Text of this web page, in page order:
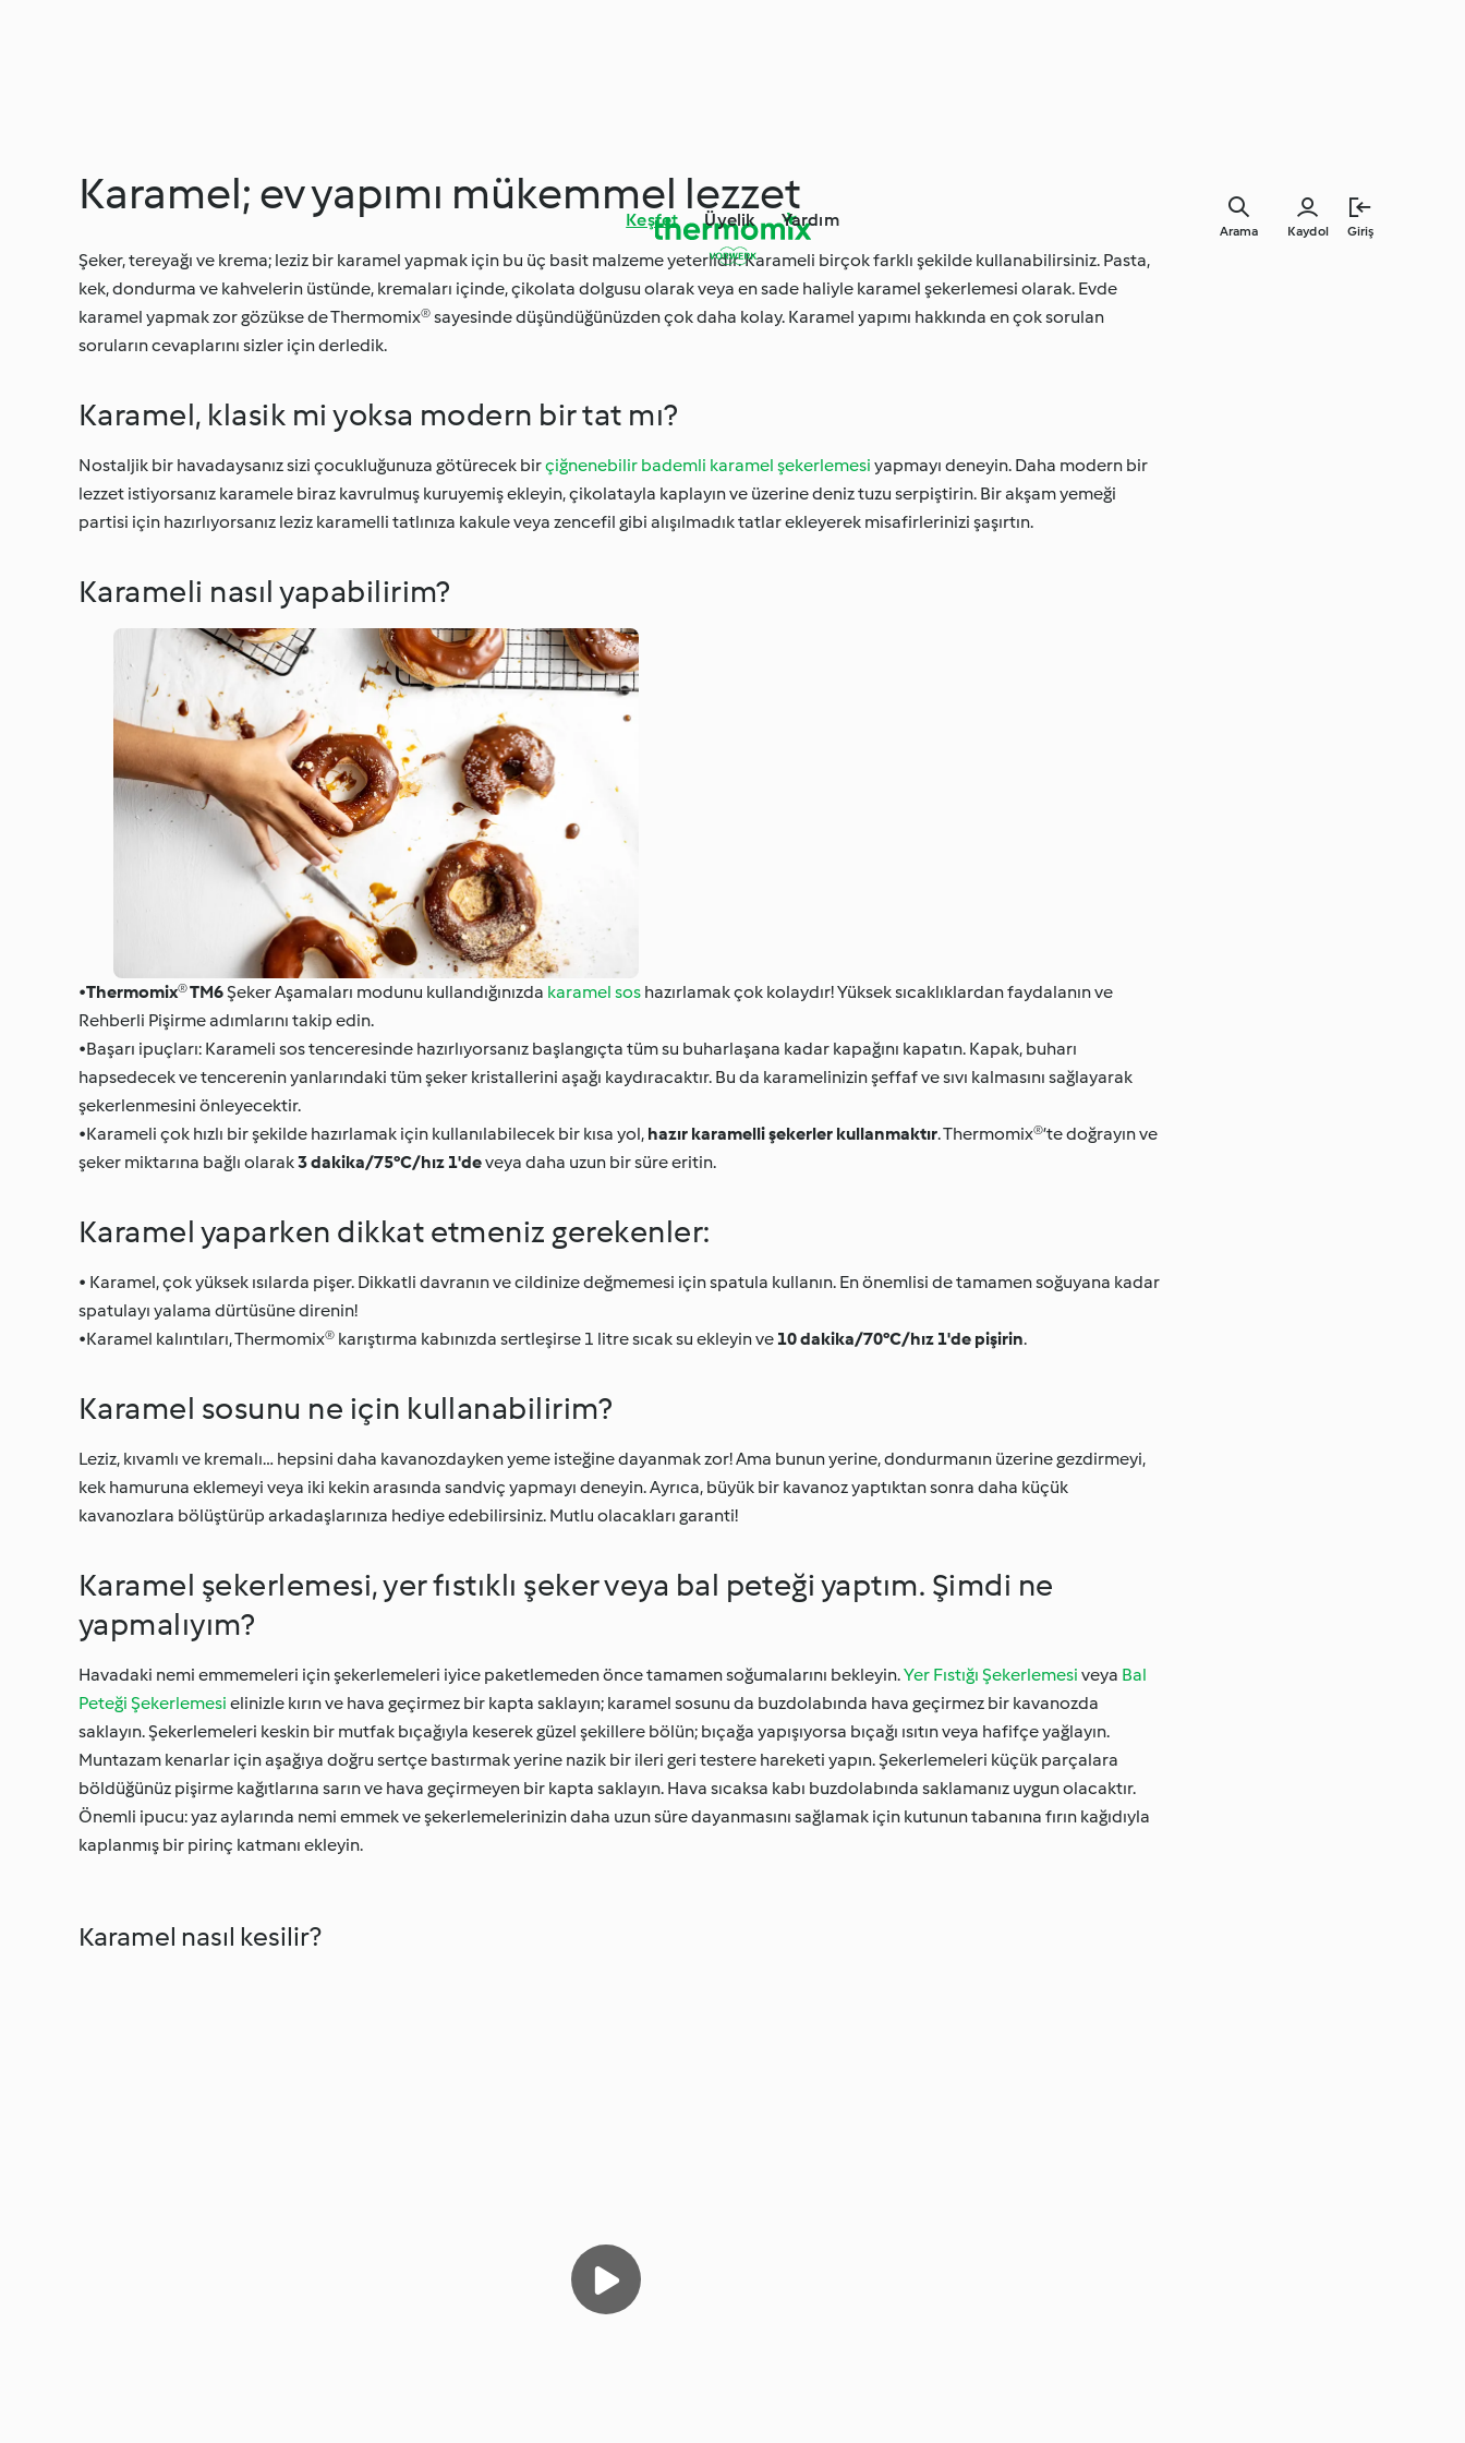
Keşfet Üyelik Yardım
Kaydol Giriş
Arama
Karamel; ev yapımı mükemmel lezzet
Şeker, tereyağı ve krema; leziz bir karamel yapmak için bu üç basit malzeme yeterlidir. Karameli birçok farklı şekilde kullanabilirsiniz. Pasta,
kek, dondurma ve kahvelerin üstünde, kremaları içinde, çikolata dolgusu olarak veya en sade haliyle karamel şekerlemesi olarak. Evde
karamel yapmak zor gözükse de Thermomix® sayesinde düşündüğünüzden çok daha kolay. Karamel yapımı hakkında en çok sorulan
soruların cevaplarını sizler için derledik.
Karamel, klasik mi yoksa modern bir tat mı?
Nostaljik bir havadaysanız sizi çocukluğunuza götürecek birçiğnenebilir bademli karamel şekerlemesi yapmayı deneyin. Daha modern bir
lezzet istiyorsanız karamele biraz kavrulmuş kuruyemiş ekleyin, çikolatayla kaplayın ve üzerine deniz tuzu serpiştirin. Bir akşam yemeği
partisi için hazırlıyorsanız leziz karamelli tatlınıza kakule veya zencefil gibi alışılmadık tatlar ekleyerek misafirlerinizi şaşırtın.
Karameli nasıl yapabilirim?
•Thermomix® TM6Şeker Aşamaları modunu kullandığınızda karamel sos hazırlamak çok kolaydır! Yüksek sıcaklıklardan faydalanın ve
Rehberli Pişirme adımlarını takip edin.
•Başarı ipuçları: Karameli sos tenceresinde hazırlıyorsanız başlangıçta tüm su buharlaşana kadar kapağını kapatın. Kapak, buharı
hapsedecek ve tencerenin yanlarındaki tüm şeker kristallerini aşağı kaydıracaktır. Bu da karamelinizin şeffaf ve sıvı kalmasını sağlayarak
şekerlenmesini önleyecektir.
•Karameli çok hızlı bir şekilde hazırlamak için kullanılabilecek bir kısa yol, hazır karamelli şekerler kullanmaktır. Thermomix®’te doğrayın ve
şeker miktarına bağlı olarak3 dakika/75°C/hız 1'deveya daha uzun bir süre eritin.
Karamel yaparken dikkat etmeniz gerekenler:
• Karamel, çok yüksek ısılarda pişer. Dikkatli davranın ve cildinize değmemesi için spatula kullanın. En önemlisi de tamamen soğuyana kadar
spatulayı yalama dürtüsüne direnin!
•Karamel kalıntıları, Thermomix® karıştırma kabınızda sertleşirse 1 litre sıcak su ekleyin ve 10 dakika/70°C/hız 1'de pişirin.
Karamel sosunu ne için kullanabilirim?
Leziz, kıvamlı ve kremalı… hepsini daha kavanozdayken yeme isteğine dayanmak zor! Ama bunun yerine, dondurmanın üzerine gezdirmeyi,
kek hamuruna eklemeyi veya iki kekin arasında sandviç yapmayı deneyin. Ayrıca, büyük bir kavanoz yaptıktan sonra daha küçük
kavanozlara bölüştürüp arkadaşlarınıza hediye edebilirsiniz. Mutlu olacakları garanti!
Karamel şekerlemesi, yer fıstıklı şeker veya bal peteği yaptım. Şimdi ne
yapmalıyım?
Havadaki nemi emmemeleri için şekerlemeleri iyice paketlemeden önce tamamen soğumalarını bekleyin.Yer Fıstığı Şekerlemesi veya Bal
Peteği Şekerlemesi elinizle kırın ve hava geçirmez bir kapta saklayın; karamel sosunu da buzdolabında hava geçirmez bir kavanozda
saklayın. Şekerlemeleri keskin bir mutfak bıçağıyla keserek güzel şekillere bölün; bıçağa yapışıyorsa bıçağı ısıtın veya hafifçe yağlayın.
Muntazam kenarlar için aşağıya doğru sertçe bastırmak yerine nazik bir ileri geri testere hareketi yapın. Şekerlemeleri küçük parçalara
böldüğünüz pişirme kağıtlarına sarın ve hava geçirmeyen bir kapta saklayın. Hava sıcaksa kabı buzdolabında saklamanız uygun olacaktır.
Önemli ipucu: yaz aylarında nemi emmek ve şekerlemelerinizin daha uzun süre dayanmasını sağlamak için kutunun tabanına fırın kağıdıyla
kaplanmış bir pirinç katmanı ekleyin.
Karamel nasıl kesilir?